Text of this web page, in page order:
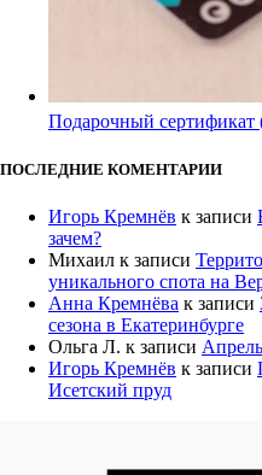
Подарочный сертификат
ПОСЛЕДНИЕ КОМЕНТАРИИ
Игорь Кремнёв к записи
зачем?
Михаил к записи
уникального спота на
Анна Кремнёва к записи
сезона в Екатеринбурге
Ольга Л. к записи
Игорь Кремнёв к записи
Исетский пруд